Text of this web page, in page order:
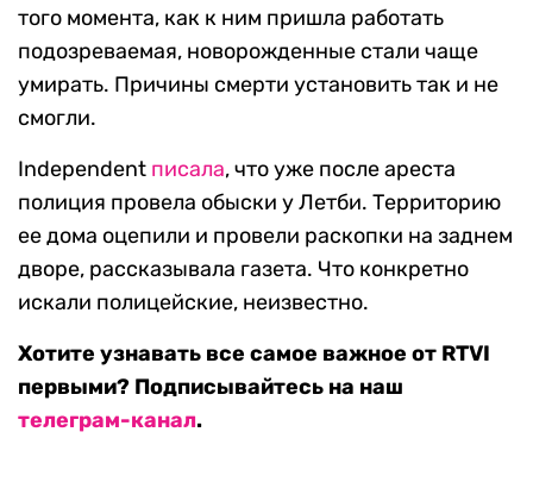
того момента, как к ним пришла работать
подозреваемая, новорожденные стали чаще
умирать. Причины смерти установить так и не
смогли.
Independent писала, что уже после ареста
полиция провела обыски у Летби. Территорию
ее дома оцепили и провели раскопки на заднем
дворе, рассказывала газета. Что конкретно
искали полицейские, неизвестно.
Хотите узнавать все самое важное от RTVI
первыми? Подписывайтесь на наш
телеграм-канал.